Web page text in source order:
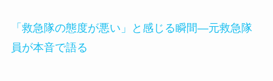
「救急隊の態度が悪い」と感じる瞬間—元救急隊
員が本音で語る